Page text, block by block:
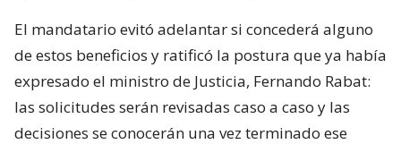
El mandatario evitó adelantar si concederá alguno
de estos beneficios y ratificó la postura que ya había
expresado el ministro de Justicia, Fernando Rabat:
las solicitudes serán revisadas caso a caso y las
decisiones se conocerán una vez terminado ese